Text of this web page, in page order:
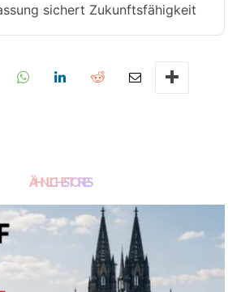
sichert Zukunftsfähigkeit
ÄHNLICHE STORIES